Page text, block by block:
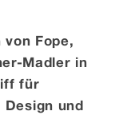
Fope,
Madler in
für
und